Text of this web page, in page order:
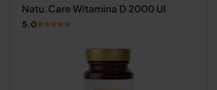
Natu.Care Witamina D 2000 UI
5.0